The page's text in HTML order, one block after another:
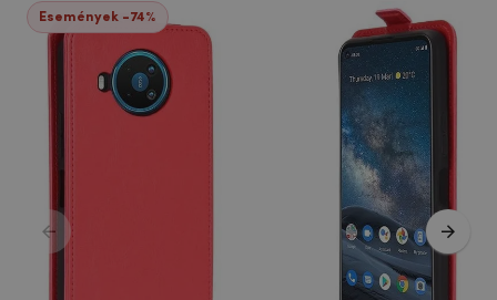
Események -74%